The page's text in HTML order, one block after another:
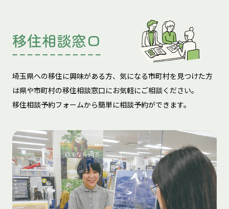
移住相談窓口
埼玉県への移住に興味がある方、気になる市町村を見つけた方
は県や市町村の移住相談窓口にお気軽にご相談ください。
移住相談予約フォームから簡単に相談予約ができます。